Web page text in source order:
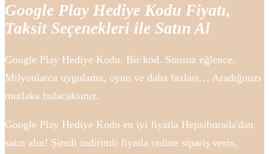
Google Play Hediye Kodu Fiyatı,
Taksit Seçenekleri ile Satın Al
Google Play Hediye Kodu. Bir kod. Sonsuz eğlence.
Milyonlarca uygulama, oyun ve daha fazlası… Aradığınızı
mutlaka bulacaksınız.
Google Play Hediye Kodu en iyi fiyatla Hepsiburada'dan
satın alın! Şimdi indirimli fiyatla online sipariş verin,